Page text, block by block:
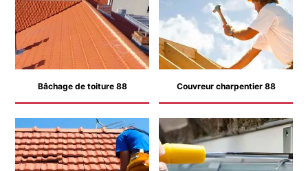
Bâchage de toiture 88 Couvreur charpentier 88